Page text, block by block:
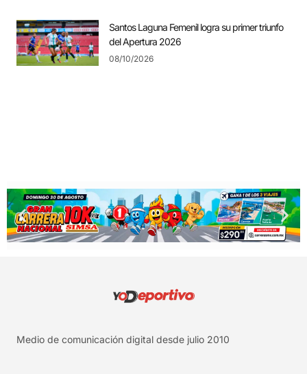
Santos Laguna Femenil logra su primer triunfo
del Apertura 2026
08/10/2026
Medio de comunicación digital desde julio 2010